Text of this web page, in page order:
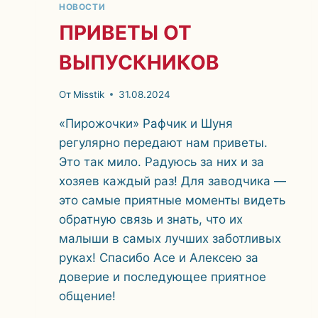
НОВОСТИ
ПРИВЕТЫ ОТ
ВЫПУСКНИКОВ
От Misstik 31.08.2024
«Пирожочки» Рафчик и Шуня
регулярно передают нам приветы.
Это так мило. Радуюсь за них и за
хозяев каждый раз! Для заводчика —
это самые приятные моменты видеть
обратную связь и знать, что их
малыши в самых лучших заботливых
руках! Спасибо Асе и Алексею за
доверие и последующее приятное
общение!